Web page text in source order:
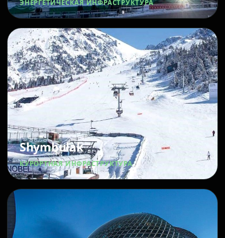
ЭНЕРГЕТИЧЕСКАЯ ИНФРАСТРУКТУРА
Shymbulak
КУРОРТНАЯ ИНФРАСТРУКТУРА